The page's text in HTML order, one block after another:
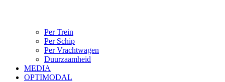
Per Trein
Per Schip
Per Vrachtwagen
Duurzaamheid
MEDIA
OPTIMODAL